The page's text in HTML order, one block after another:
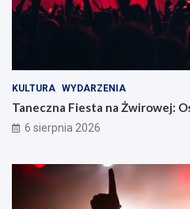
KULTURA WYDARZENIA
Taneczna Fiesta na Żwirowej:
6 sierpnia 2026